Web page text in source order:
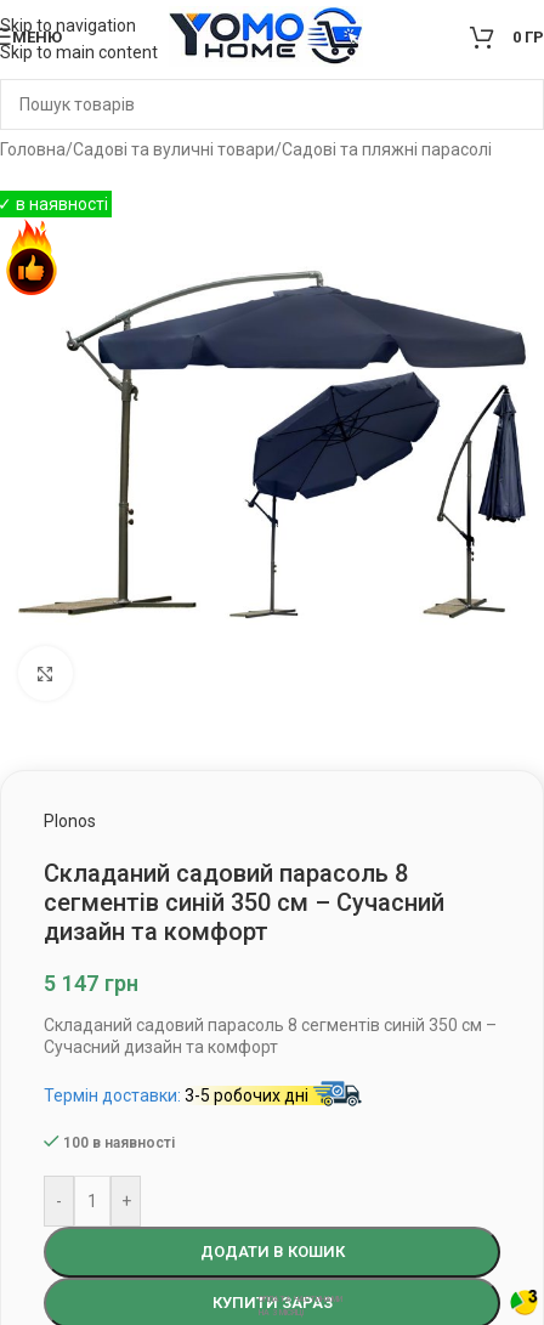
Skip to navigation
Skip to main content
МЕНЮ 0
Головна/Садові та вуличні товари/Садові та пляжні парасолі
Plonos
Складаний садовий парасоль 8
сегментів синій 350 см – Сучасний
дизайн та комфорт
5 147 грн
Складаний садовий парасоль 8 сегментів синій 350 см –
Сучасний дизайн та комфорт
Термін доставки: 3-5 робочих дні
100 в наявності
- +
ДОДАТИ В КОШИК
КУПИТИ ЗАРАЗ